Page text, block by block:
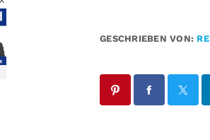
GESCHRIEBEN VON: